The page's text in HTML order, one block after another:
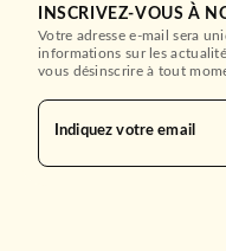
INSCRIVEZ-VOUS À
Votre adresse e-mail sera
informations sur les
vous désinscrire à tout
Indiquez votre email